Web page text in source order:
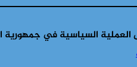
السياسية في جمهورية